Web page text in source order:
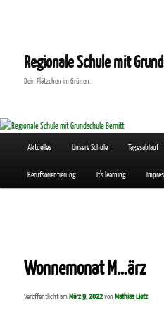
Regionale Schule mit
Dein Plätzchen im Grünen.
Aktuelles Unsere Schule Tagesablauf
Berufsorientierung It’s learning
Wonnemonat M…ärz
Veröffentlicht amMärz 9, 2022vonMathias Lietz